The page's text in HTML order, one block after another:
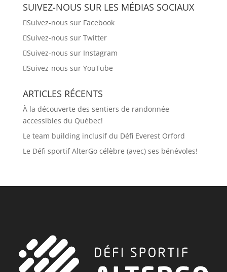
SUIVEZ-NOUS SUR LES MÉDIAS SOCIAUX
Suivez-nous sur Facebook
Suivez-nous sur Twitter
Suivez-nous sur Instagram
Suivez-nous sur YouTube
ARTICLES RÉCENTS
À la découverte des sentiers de randonnée
accessibles du Québec!
Le team building inclusif du Défi Everest Orford
Le Défi sportif AlterGo célèbre (avec) ses bénévoles!